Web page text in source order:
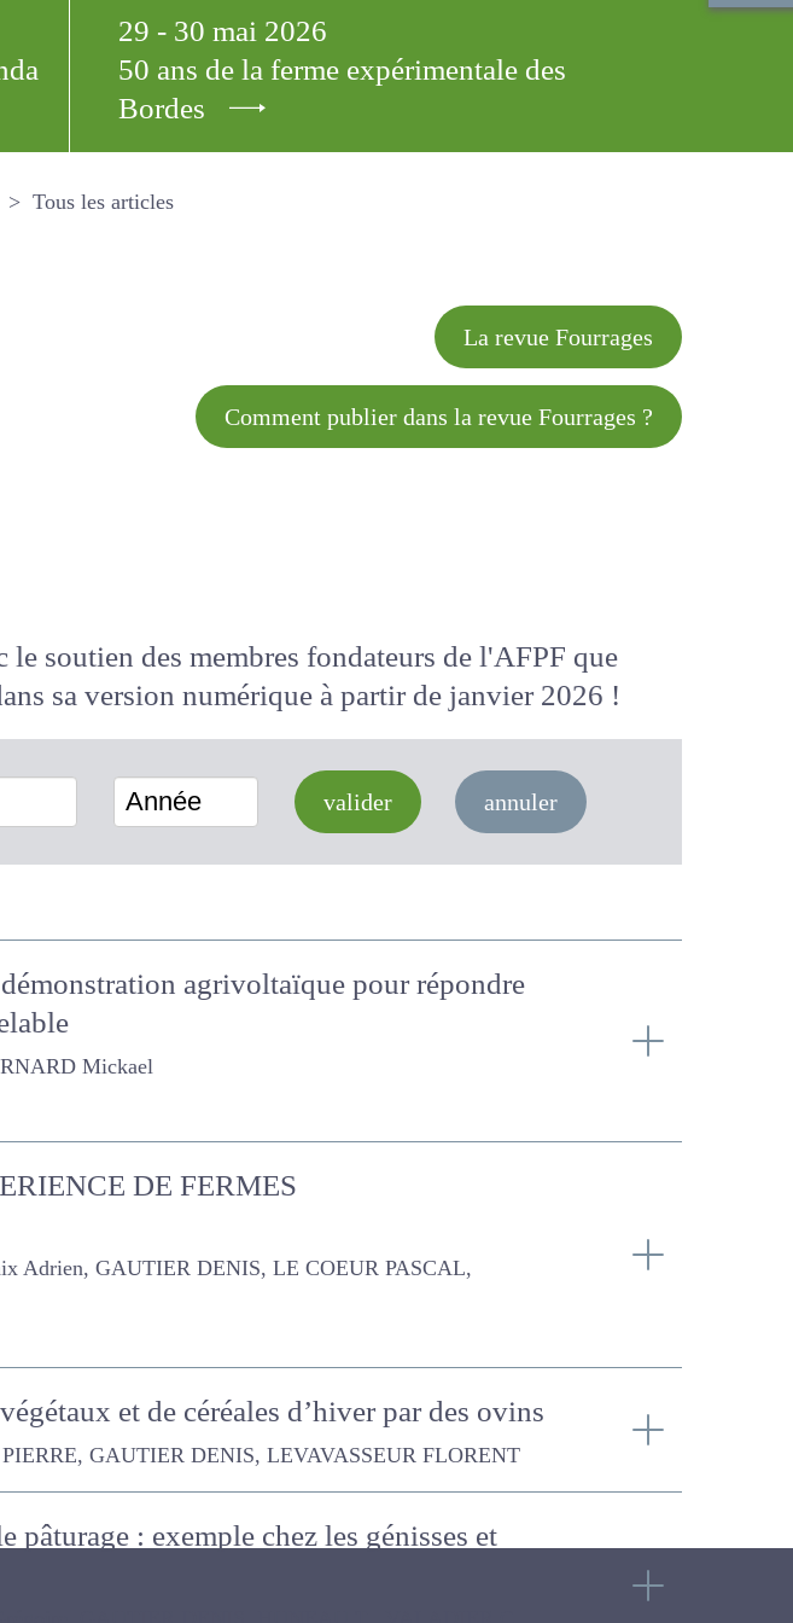
29 - 30 mai 2026
50 ans de la ferme expérimentale des
Bordes
Tous les articles
La revue Fourrages
Comment publier dans la revue Fourrages ?
le soutien des membres fondateurs de l'AFPF que
dans sa version numériqueà partir de janvier 2026
Année valider annuler
agrivoltaïque pour répondre
FERMES EXPERIMENTALES
DENIS, LE COEUR PASCAL, THUDOR A-S
et de céréales d’hiver par des
DENIS, LEVAVASSEUR FLORENT